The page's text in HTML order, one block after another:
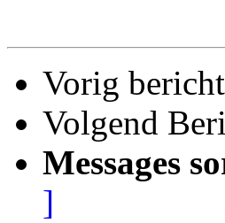
Vorig
Volgend
Messages
]